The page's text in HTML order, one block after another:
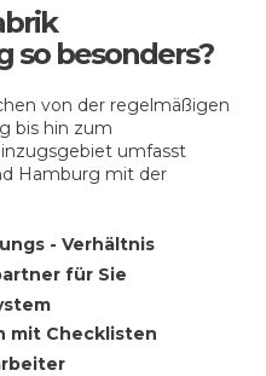
so besonders?
von der regelmäßigen
bis hin zum
umfasst
Hamburg mit der
- Verhältnis
für Sie
mit Checklisten